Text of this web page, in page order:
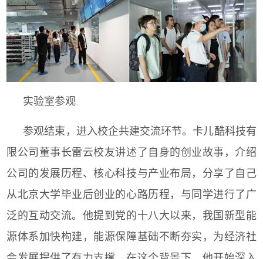
实验室参观
参观结束，进入校企共建交流环节。卡儿酷科技有
限公司董事长雷云校友讲述了自身的创业故事，介绍
公司的发展历程、核心科技与产业布局，分享了自己
从北京大学毕业后创业的心路历程，与同学进行了广
泛的互动交流。他提到党的十八大以来，我国新型能
源体系加快构建，能源保障基础不断夯实，为经济社